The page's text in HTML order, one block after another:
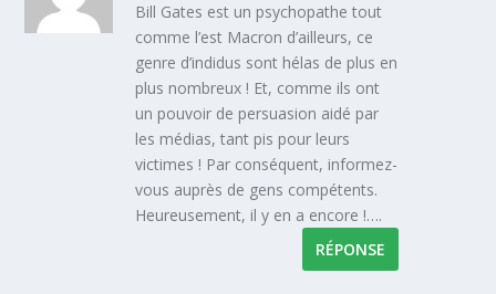
Bill Gates est un psychopathe tout
comme l’est Macron d’ailleurs, ce
genre d’indidus sont hélas de plus en
plus nombreux ! Et, comme ils ont
un pouvoir de persuasion aidé par
les médias, tant pis pour leurs
victimes ! Par conséquent, informez-
vous auprès de gens compétents.
Heureusement, il y en a encore !….
RÉPONSE